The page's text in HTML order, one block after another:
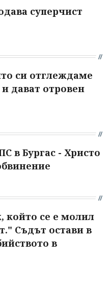
суперчист
си отглеждаме
дават отровен
в Бургас - Христо
който се е молил
Съдът остави в
в